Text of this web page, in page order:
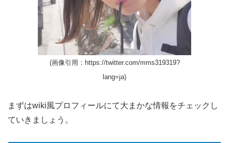
(画像引用：https://twitter.com/mms319319?
lang=ja)
まずはwiki風プロフィールにて大まかな情報をチェックし
ていきましょう。